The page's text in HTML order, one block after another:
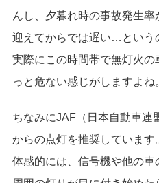
んし、夕暮れ時の事故発生
迎えてからでは遅い…という
実際にこの時間帯で無灯火の
っと危ない感じがしますよね
ちなみにJAF（日本自動車連
からの点灯を推奨しています
体感的には、信号機や他の